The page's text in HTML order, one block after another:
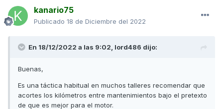
kanario75
Publicado 18 de Diciembre del 2022
En 18/12/2022 a las 9:02, lord486 dijo:
Buenas,
Es una táctica habitual en muchos talleres recomendar que
acortes los kilómetros entre mantenimientos bajo el pretexto
de que es mejor para el motor.